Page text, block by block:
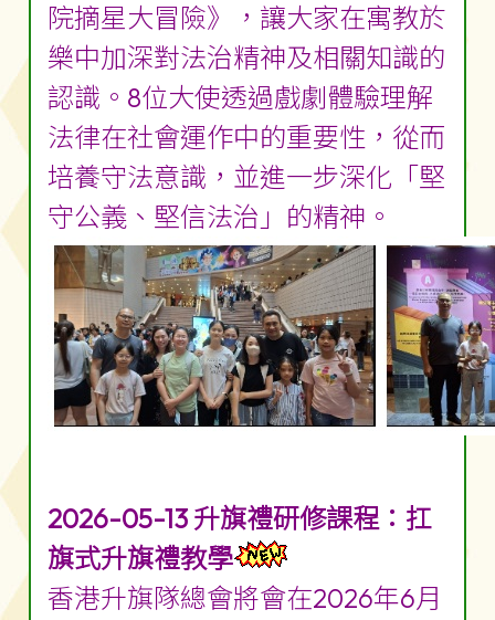
院摘星大冒險》，讓大家在寓教於
樂中加深對法治精神及相關知識的
認識。8位大使透過戲劇體驗理解
法律在社會運作中的重要性，從而
培養守法意識，並進一步深化「堅
守公義、堅信法治」的精神。
2026-05-13 升旗禮研修課程：扛
旗式升旗禮教學
香港升旗隊總會將會在2026年6月